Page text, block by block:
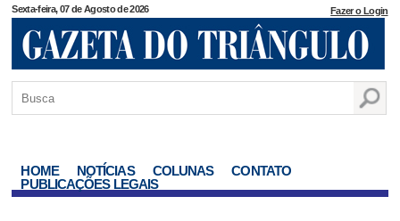
Sexta-feira, 07 de Agosto de 2026 Fazer o Login
HOME NOTÍCIAS COLUNAS
CONTATO
PUBLICAÇÕES LEGAIS